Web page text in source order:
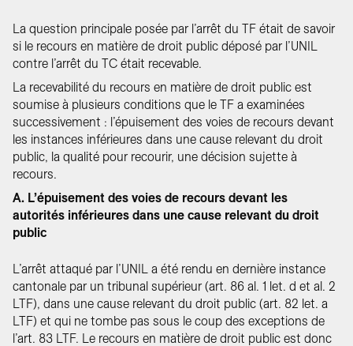
La question principale posée par l’arrêt du TF était de savoir
si le recours en matière de droit public déposé par l’UNIL
contre l’arrêt du TC était recevable.
La recevabilité du recours en matière de droit public est
soumise à plusieurs conditions que le TF a examinées
successivement : l’épuisement des voies de recours devant
les instances inférieures dans une cause relevant du droit
public, la qualité pour recourir, une décision sujette à
recours.
A. L’épuisement des voies de recours devant les
autorités inférieures dans une cause relevant du droit
public
L’arrêt attaqué par l’UNIL a été rendu en dernière instance
cantonale par un tribunal supérieur (art. 86 al. 1 let. d et al. 2
LTF), dans une cause relevant du droit public (art. 82 let. a
LTF) et qui ne tombe pas sous le coup des exceptions de
l’art. 83 LTF. Le recours en matière de droit public est donc